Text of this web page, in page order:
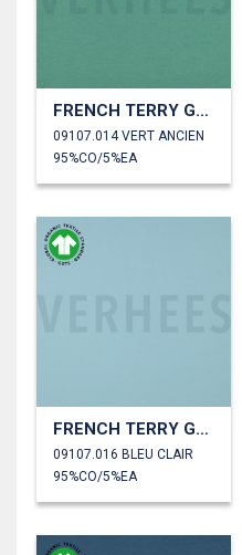
FRENCH TERRY GOTS
09107.014 VERT ANCIEN
95%CO/5%EA
FRENCH TERRY GOTS
09107.016 BLEU CLAIR
95%CO/5%EA